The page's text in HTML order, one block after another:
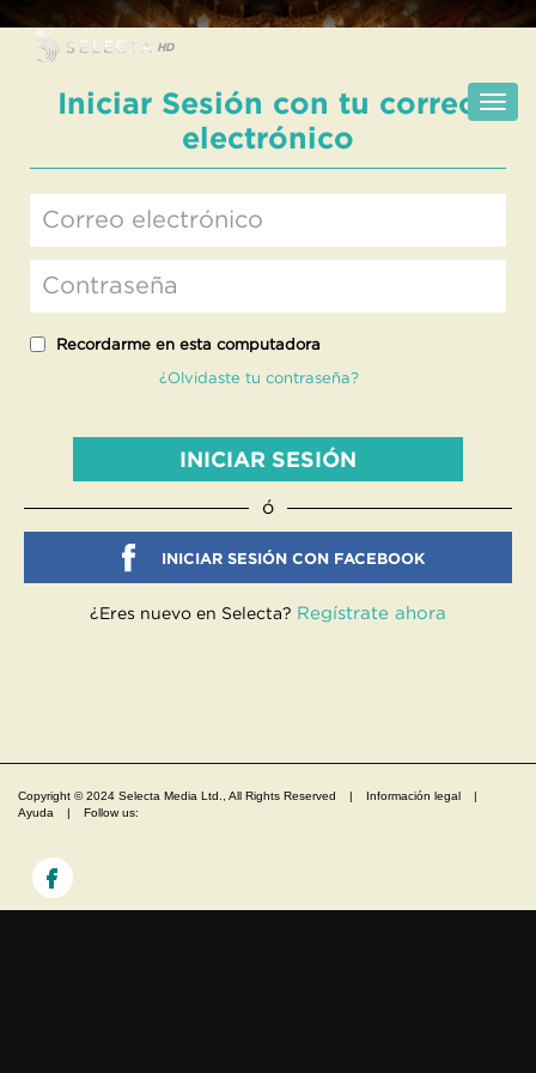
Iniciar Sesión con tu correo
electrónico
Recordarme en esta computadora
¿Olvidaste tu contraseña?
INICIAR SESIÓN
ó
INICIAR SESIÓN CON FACEBOOK
¿Eres nuevo en Selecta? Regístrate ahora
Copyright © 2024 Selecta Media Ltd., All Rights Reserved | Información legal
|
Ayuda
| Follow us: